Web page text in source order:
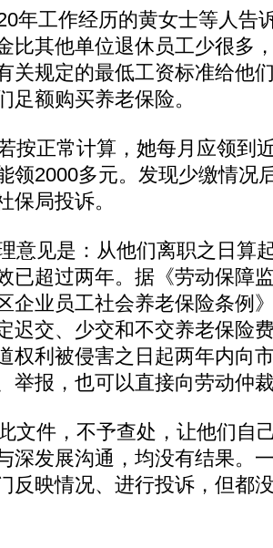
年工作经历的黄女士等人告
比其他单位退休员工少很多
关规定的最低工资标准给他
足额购买养老保险。
按正常计算，她每月应领到
领2000多元。发现少缴情况
保局投诉。
意见是：从他们离职之日算
已超过两年。据《劳动保障
企业员工社会养老保险条例
迟交、少交和不交养老保险
权利被侵害之日起两年内向
举报，也可以直接向劳动仲
文件，不予查处，让他们自
深发展沟通，均没有结果。
反映情况、进行投诉，但都